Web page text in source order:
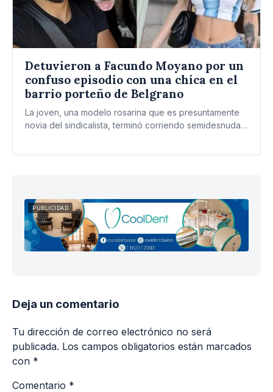
Detuvieron a Facundo Moyano por un
confuso episodio con una chica en el
barrio porteño de Belgrano
La joven, una modelo rosarina que es presuntamente
novia del sindicalista, terminó corriendo semidesnuda
PUBLICIDAD
Deja un comentario
Tu dirección de correo electrónico no será
publicada. Los campos obligatorios están marcados
con *
Comentario *